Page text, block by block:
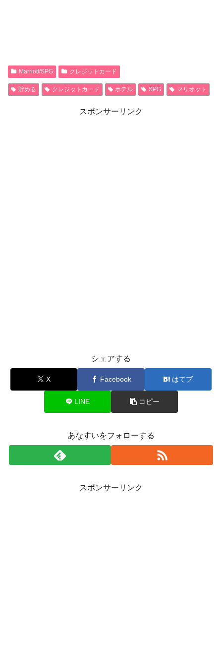
Marriott/SPG クレジットカード
貯める クレジットカード ホテル SPG マリオット
スポンサーリンク
シェアする
X Facebook はてブ
LINE コピー
あなすいをフォローする
スポンサーリンク